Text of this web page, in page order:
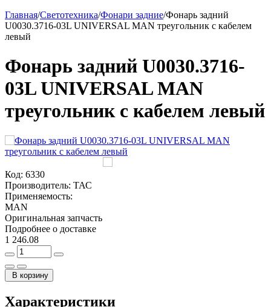
Главная/Светотехника/Фонари задние/Фонарь задний
U0030.3716-03L UNIVERSAL MAN треугольник с кабелем
левый
Фонарь задний U0030.3716-
03L UNIVERSAL MAN
треугольник с кабелем левый
Код: 6330
Производитель: ТАС
Применяемость:
MAN
Оригинальная запчасть
Подробнее о доставке
1 246.08
В корзину
Характеристики